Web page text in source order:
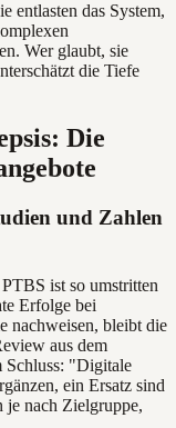
entlasten das System,
Wer glaubt, sie
die Tiefe
Die
und Zahlen
ist so umstritten
Erfolge bei
nachweisen, bleibt die
aus dem
Schluss: "Digitale
ein Ersatz sind
je nach Zielgruppe,